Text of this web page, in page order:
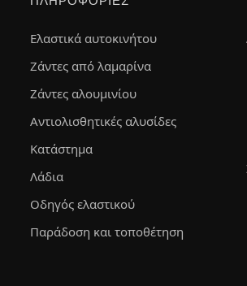
Ελαστικά αυτοκινήτου
Ζάντες από λαμαρίνα
Ζάντες αλουμινίου
Αντιολισθητικές αλυσίδες
Κατάστημα
Λάδια
Οδηγός ελαστικού
Παράδοση και τοποθέτηση